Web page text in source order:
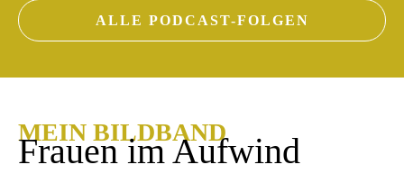
ALLE PODCAST-FOLGEN
MEIN BILDBAND
Frauen im Aufwind